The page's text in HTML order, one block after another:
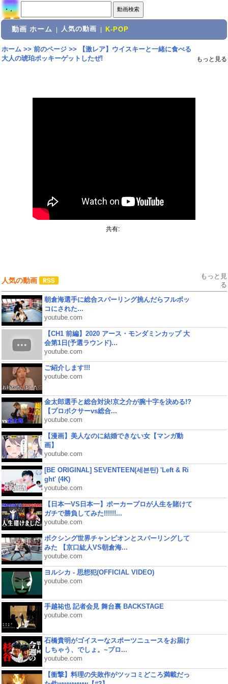
動画 ホーム 人気の動画 K-POP
ホーム>> 前のページ>>
【激レア】ウイスキーと一緒に食べる
大人の琥珀ポッキーゲットしたぜ!
もっと見る
共有:
人気の動画
もっと見
る
朝倉海選手に総合スパーリング挑んだらフルボッ
コにされた...
youtube.com
【CH1 前編】2020 アース・モンダミンカップ 大
会第1日(予選ラウンド)...
youtube.com
ご紹介します!!!
youtube.com
金太郎選手と総合対決!京之介が腕十字を決める!?
【プロボクサーvs総合...
youtube.com
【漫画】美人なのに結婚できない女【マンガ動
画】
youtube.com
[BE ORIGINAL] SEVENTEEN(세븐틴) 'Left & Ri
ght' (4K)
youtube.com
【日本一VS日本一】ポーカープロが人生を賭けて
ガチで勝負してみた!!!!!!...
youtube.com
ボクシング世界チャンピオンとスパーリングして
みた 【京口紘人VS朝倉海...
youtube.com
ヨルシカ - 思想犯(OFFICIAL VIDEO)
youtube.com
手越祐也 記者会見 舞台裏 BACKSTAGE
youtube.com
石橋貴明がゴイスーなスポーツニュースをお届け
しちゃう、でしょ。~プロ...
youtube.com
【衝撃】料理の失敗作がツッコミどころ満載だっ